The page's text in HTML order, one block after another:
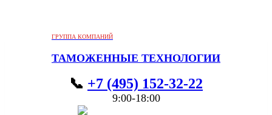
ГРУППА КОМПАНИЙ
ТАМОЖЕННЫЕ ТЕХНОЛОГИИ
+7 (495) 152-32-22
9:00-18:00